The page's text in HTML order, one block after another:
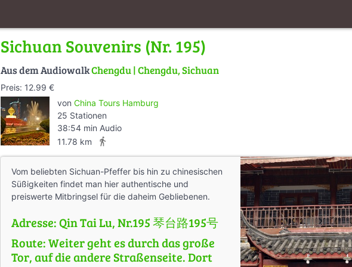
Sichuan Souvenirs (Nr. 195)
Aus dem AudiowalkChengdu | Chengdu, Sichuan
Preis: 12.99 €
von China Tours Hamburg
25 Stationen
38:54 min Audio
11.78 km
directions_walk
Vom beliebten Sichuan-Pfeffer bis hin zu chinesischen
Süßigkeiten findet man hier authentische und
preiswerte Mitbringsel für die daheim Gebliebenen.
Adresse: Qin Tai Lu, Nr.195 琴台路195号
Route: Weiter geht es durch das große
Tor, auf die andere Straßenseite. Dort